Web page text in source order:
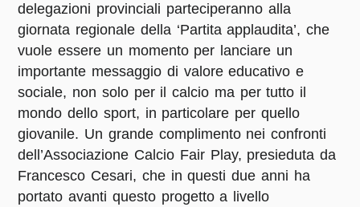
delegazioni provinciali parteciperanno alla
giornata regionale della ‘Partita applaudita’, che
vuole essere un momento per lanciare un
importante messaggio di valore educativo e
sociale, non solo per il calcio ma per tutto il
mondo dello sport, in particolare per quello
giovanile. Un grande complimento nei confronti
dell’Associazione Calcio Fair Play, presieduta da
Francesco Cesari, che in questi due anni ha
portato avanti questo progetto a livello